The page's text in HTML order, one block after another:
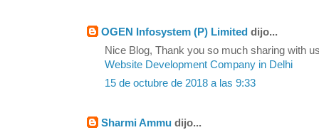
OGEN Infosystem (P) Limited dijo...
Nice Blog, Thank you so much sharing with
Website Development Company in Delhi
15 de octubre de 2018 a las 9:33
Sharmi Ammu dijo...